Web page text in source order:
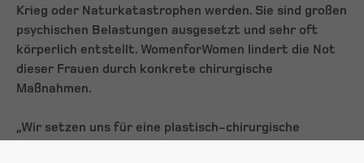
Krieg oder Naturkatastrophen werden. Sie sind großen
psychischen Belastungen ausgesetzt und sehr oft
körperlich entstellt. WomenforWomen lindert die Not
dieser Frauen durch konkrete chirurgische
Maßnahmen.
„Wir setzen uns für eine plastisch-chirurgische